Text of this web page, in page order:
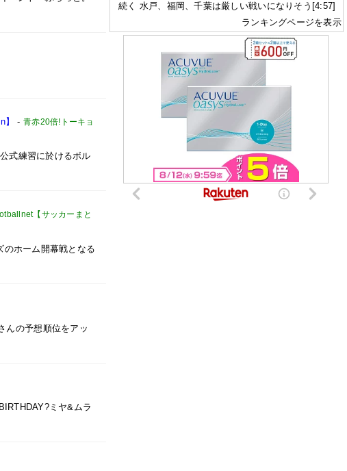
- 青赤20倍!トーキョ
式練習に於けるボル
【サッカーまと
ホーム開幕戦となる
んの予想順位をアッ
ミヤ&ムラ
続く 水戸、福岡、千葉は厳しい戦いになりそう[4:57]
ランキングページを表示